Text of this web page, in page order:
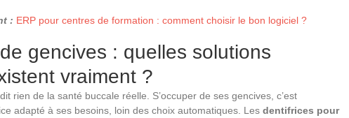
: ERP pour centres de formation : comment choisir le bon logiciel ?
gencives : quelles solutions
vraiment ?
rien de la santé buccale réelle. S’occuper de ses gencives, c’est
adapté à ses besoins, loin des choix automatiques. Les dentifrices pour